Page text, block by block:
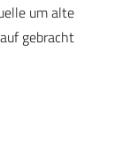
um alte
gebracht